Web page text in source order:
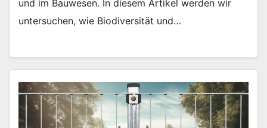
und im Bauwesen. In diesem Artikel werden wir
untersuchen, wie Biodiversität und…